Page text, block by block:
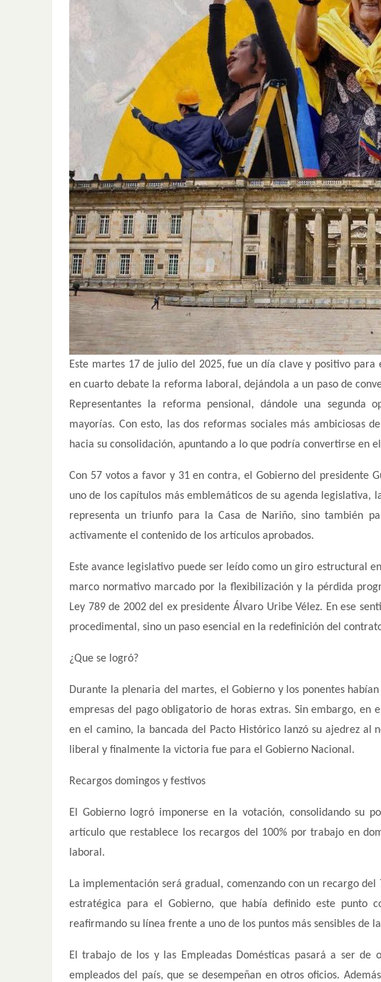
Este martes 17 de julio del 2025, fue un día clave y positivo
en cuarto debate la reforma laboral, dejándola a un paso de
Representantes la reforma pensional, dándole una segunda
mayorías. Con esto, las dos reformas sociales más ambiciosas
hacia su consolidación, apuntando a lo que podría convertirse en
Con 57 votos a favor y 31 en contra, el Gobierno del presidente
uno de los capítulos más emblemáticos de su agenda
representa un triunfo para la Casa de Nariño, sino también
activamente el contenido de los artículos aprobados.
Este avance legislativo puede ser leído como un giro estructural
marco normativo marcado por la flexibilización y la pérdida
Ley 789 de 2002 del ex presidente Álvaro Uribe Vélez. En ese
procedimental, sino un paso esencial en la redefinición del
¿Que se logró?
Durante la plenaria del martes, el Gobierno y los ponentes
empresas del pago obligatorio de horas extras. Sin embargo, en
en el camino, la bancada del Pacto Histórico lanzó su ajedrez
liberal y finalmente la victoria fue para el Gobierno Nacional.
Recargos domingos y festivos
El Gobierno logró imponerse en la votación, consolidando su
artículo que restablece los recargos del 100% por trabajo en
laboral.
La implementación será gradual, comenzando con un recargo
estratégica para el Gobierno, que había definido este punto
reafirmando su línea frente a uno de los puntos más sensibles de
El trabajo de los y las Empleadas Domésticas pasará a ser
empleados del país, que se desempeñan en otros oficios.